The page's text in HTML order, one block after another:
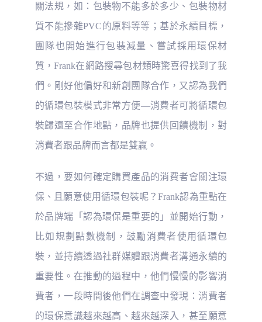
關法規，如：包裝物不能多於多少、包裝物材
質不能摻雜PVC的原料等等；基於永續目標，
團隊也開始進行包裝減量、嘗試採用環保材
質，Frank在網路搜尋包材類時驚喜得找到了我
們。剛好他偏好和新創團隊合作，又認為我們
的循環包裝模式非常方便—消費者可將循環包
裝歸還至合作地點，品牌也提供回饋機制，對
消費者跟品牌而言都是雙贏。
不過，要如何確定購買產品的消費者會關注環
保、且願意使用循環包裝呢？Frank認為重點在
於品牌端「認為環保是重要的」並開始行動，
比如規劃點數機制，鼓勵消費者使用循環包
裝，並持續透過社群媒體跟消費者溝通永續的
重要性。在推動的過程中，他們慢慢的影響消
費者，一段時間後他們在調查中發現：消費者
的環保意識越來越高、越來越深入，甚至願意